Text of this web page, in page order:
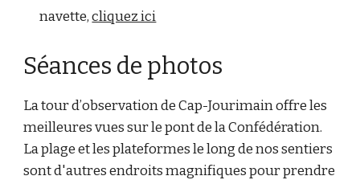
navette,cliquez ici
Séances de photos
La tour d’observation de Cap-Jourimain offre les
meilleures vues sur le pont de la Confédération.
La plage et les plateformes le long de nos sentiers
sont d'autres endroits magnifiques pour prendre